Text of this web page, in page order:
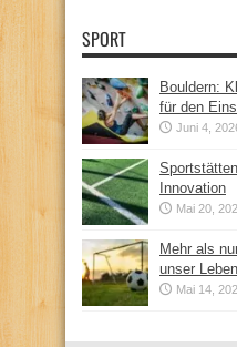
SPORT
Bouldern:
für den
Juni 4,
Innovation
Mai 20,
Mehr als
unser
Mai 14,